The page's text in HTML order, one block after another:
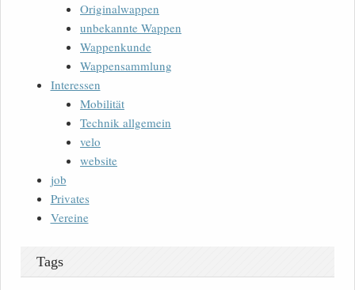
Originalwappen
unbekannte Wappen
Wappenkunde
Wappensammlung
Interessen
Mobilität
Technik allgemein
velo
website
job
Privates
Vereine
Tags